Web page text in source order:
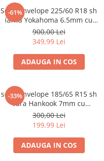
-61%
Set 2 anvelope 225/60 R18 sh
iarna Yokahoma 6.5mm cu
garantie
900,00 Lei
349,99 Lei
ADAUGA IN COS
-33%
set 2 anvelope 185/65 R15 sh
vara Hankook 7mm cu
garantie
300,00 Lei
199,99 Lei
ADAUGA IN COS